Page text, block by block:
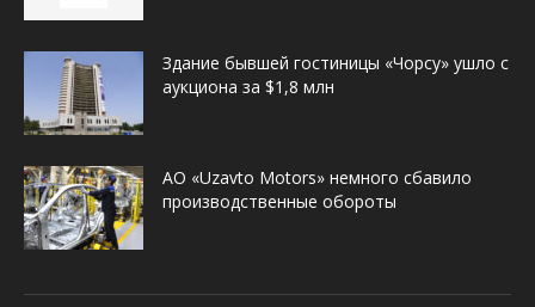
Здание бывшей гостиницы «Чорсу» ушло с
аукциона за $1,8 млн
АО «Uzavto Motors» немного сбавило
производственные обороты